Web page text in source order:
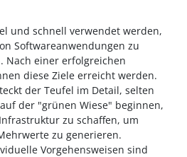
und schnell verwendet werden,
Softwareanwendungen zu
Nach einer erfolgreichen
diese Ziele erreicht werden.
der Teufel im Detail, selten
der "grünen Wiese" beginnen,
zu schaffen, um
zu generieren.
Vorgehensweisen sind